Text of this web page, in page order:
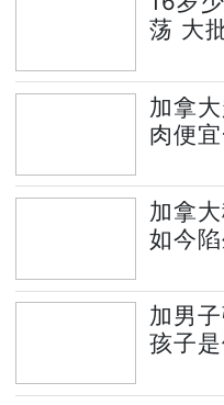
荡 大
加拿
肉便
加拿
如今
加男
孩子